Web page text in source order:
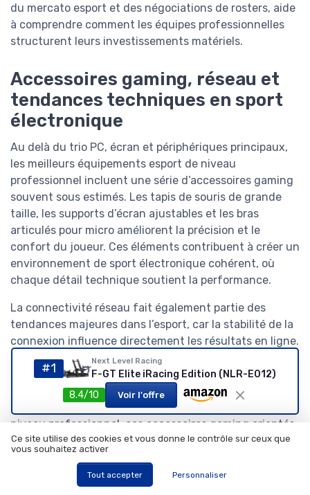
du mercato esport et des négociations de rosters, aide
à comprendre comment les équipes professionnelles
structurent leurs investissements matériels.
Accessoires gaming, réseau et
tendances techniques en sport
électronique
Au delà du trio PC, écran et périphériques principaux,
les meilleurs équipements esport de niveau
professionnel incluent une série d’accessoires gaming
souvent sous estimés. Les tapis de souris de grande
taille, les supports d’écran ajustables et les bras
articulés pour micro améliorent la précision et le
confort du joueur. Ces éléments contribuent à créer un
environnement de sport électronique cohérent, où
chaque détail technique soutient la performance.
La connectivité réseau fait également partie des
tendances majeures dans l’esport, car la stabilité de la
connexion influence directement les résultats en ligne.
Les joueurs pros investissent dans des routeurs
spécialisés, des cartes réseau gaming performantes et
des câbles Ethernet de qualité pour réduire la latence.
Dans la quête des meilleurs équipements esport de
niveau professionnel, ces accessoires gaming orientés
réseau complètent la puissance brute de la carte
Les écrans à haute fréquence de rafraîchissement,
#1 Next Level Racing
F-GT Elite iRacing Edition (NLR-E012)
8.4/10
Voir l'offre
Ce site utilise des cookies et vous donne le contrôle sur ceux que
vous souhaitez activer
Tout accepter Personnaliser